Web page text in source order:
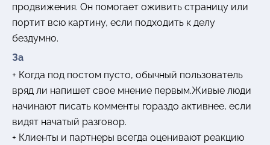
продвижения. Он помогает оживить страницу или
портит всю картину, если подходить к делу
бездумно.
За
+ Когда под постом пусто, обычный пользователь
вряд ли напишет свое мнение первым.Живые люди
начинают писать комменты гораздо активнее, если
видят начатый разговор.
+ Клиенты и партнеры всегда оценивают реакцию